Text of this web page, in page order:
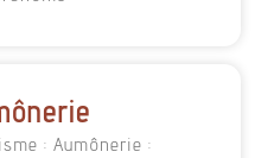
: Aumônerie :